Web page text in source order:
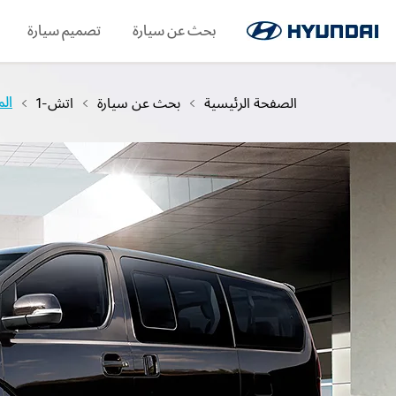
بحث عن سيارة تصميم سيارة اللغة حجز الخدمةاطلب كتيبًاWhatsApp
SNS page
الصفحة الرئيسية بحث عن سيارة اتش-1